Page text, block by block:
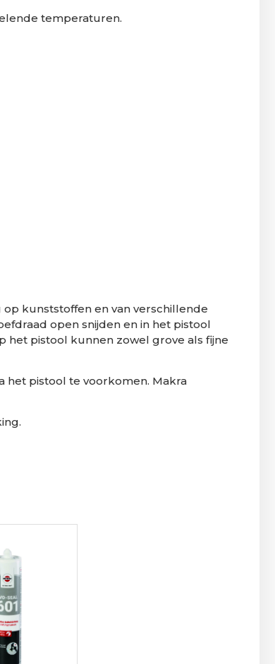
temperaturen.
kunststoffen en van verschillende
open snijden en in het pistool
het pistool kunnen zowel grove als fijne
het pistool te voorkomen. Makra